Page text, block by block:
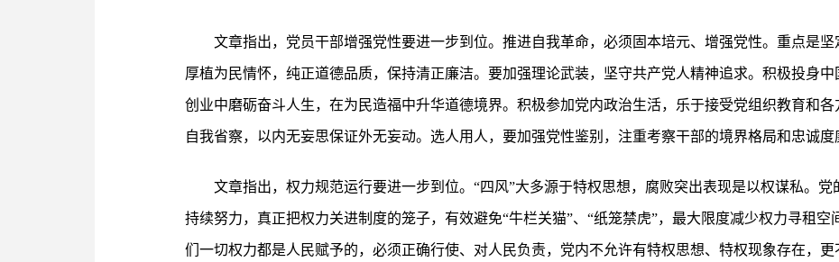
文章指出，党员干部增强党性要进一步到位。推进自我革命，必须固本培元、增强党性。重点是坚
厚植为民情怀，纯正道德品质，保持清正廉洁。要加强理论武装，坚守共产党人精神追求。积极投身
创业中磨砺奋斗人生，在为民造福中升华道德境界。积极参加党内政治生活，乐于接受党组织教育和
自我省察，以内无妄思保证外无妄动。选人用人，要加强党性鉴别，注重考察干部的境界格局和忠诚度
文章指出，权力规范运行要进一步到位。“四风”大多源于特权思想，腐败突出表现是以权谋私。
持续努力，真正把权力关进制度的笼子，有效避免“牛栏关猫”、“纸笼禁虎”，最大限度减少权力寻租空
们一切权力都是人民赋予的，必须正确行使、对人民负责，党内不允许有特权思想、特权现象存在，